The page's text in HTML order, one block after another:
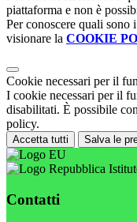
piattaforma e non è
Per conoscere quali sono
visionare la COOKIE
Cookie necessari per il
I cookie necessari per il
disabilitati. È possibile
policy.
Accetta tutti Salva le
Contatti